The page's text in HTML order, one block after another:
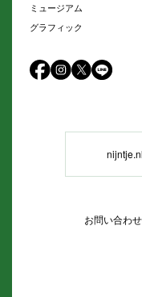
ミュージアム
グラフィック
nijntje.nl
お問い合わせ